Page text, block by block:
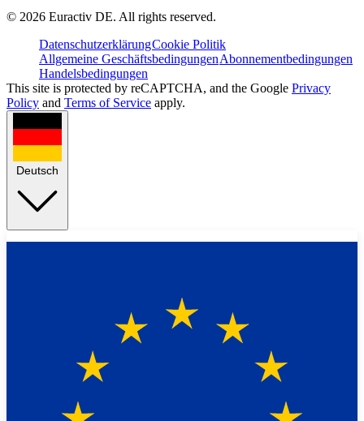
© 2026 Euractiv DE. All rights reserved.
DatenschutzerklärungCookie Politik
Allgemeine GeschäftsbedingungenAbonnementbedingungen
Handelsbedingungen
This site is protected by reCAPTCHA, and the Google Privacy
Policy and Terms of Service apply.
Deutsch